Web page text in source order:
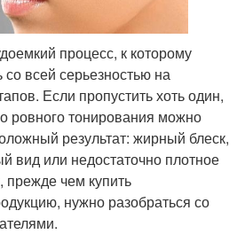
процесс, к которому
со всей серьезностью на
Если пропустить хоть один,
ровного тонирования можно
результат: жирный блеск,
вид или недостаточно плотное
прежде чем купить
нужно разобраться со